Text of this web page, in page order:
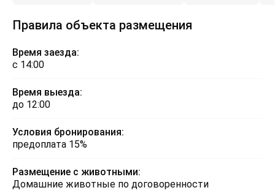
Правила объекта размещения
Время заезда:
с 14:00
Время выезда:
до 12:00
Условия бронирования:
предоплата 15%
Размещение с животными:
Домашние животные по договоренности